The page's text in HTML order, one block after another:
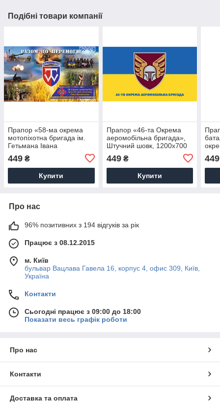
Подібні товари компанії
Прапор «58-ма окрема
мотопіхотна бригада ім.
Гетьмана Івана
шовк, 1200х700 мм
449 ₴
Купити
Прапор «46-та Окрема
аеромобільна бригада»,
Штучний шовк, 1200х700
449₴
Купити
мм
449
Про нас
96% позитивних з 194 відгуків за рік
Працює з 08.12.2015
м. Київ
бульвар Вацлава Гавела 16, корпус 4, офис 309, Київ,
Україна
Контакти
Сьогодні працює з 09:00 до 18:00
Показати весь графік роботи
Про нас
Контакти
Доставка та оплата